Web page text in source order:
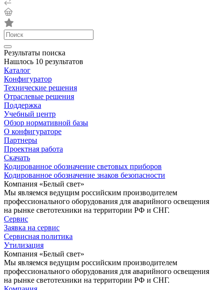
Результаты поиска
Нашлось 10 результатов
Каталог
Конфигуратор
Технические решения
Отраслевые решения
Поддержка
Учебный центр
Обзор нормативной базы
О конфигураторе
Партнеры
Проектная работа
Скачать
Кодированное обозначение световых приборов
Кодированное обозначение знаков безопасности
Компания «Белый свет»
Мы являемся ведущим российским производителем
профессионального оборудования для аварийного освещения
на рынке светотехники на территории РФ и СНГ.
Сервис
Заявка на сервис
Сервисная политика
Утилизация
Компания «Белый свет»
Мы являемся ведущим российским производителем
профессионального оборудования для аварийного освещения
на рынке светотехники на территории РФ и СНГ.